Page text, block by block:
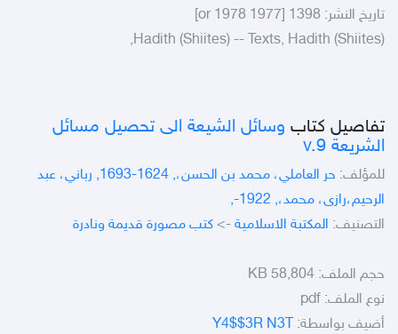
تاريخ النشر: 1398 [1977 or 1978]
Hadith (Shiites) -- Texts, Hadith (Shiites),
تفاصيل كتاب وسائل الشيعة الى تحصيل مسائل
الشريعة v.9
للمؤلف:
حر العاملي، محمد بن الحسن،, 1624-1693, رباني، عبد
الرحيم،رازى، محمد،, 1922-,
التصنيف: المكتبة الاسلامية -> كتب مصورة قديمة ونادرة
حجم الملف: 58,804 KB
نوع الملف: pdf
أضيف بواسطة: Y4$$3R N3T